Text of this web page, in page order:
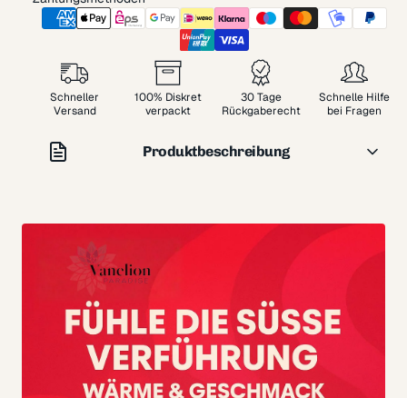
Schneller
Versand
100% Diskret
verpackt
30 Tage
Rückgaberecht
Schnelle Hilfe
bei Fragen
Produktbeschreibung
suchst ein Modell, das direkt funktioniert und dabei nicht
instabil wirkt.
FÜR WEN IST CALEXOTICS
ACCOMMODATOR DUAL
PENETRATOR GEMACHT?
Für Nutzer, die einen realistischen Dual-Penetrator mit
doppeltem Ringsystem und klarer Passform möchten.